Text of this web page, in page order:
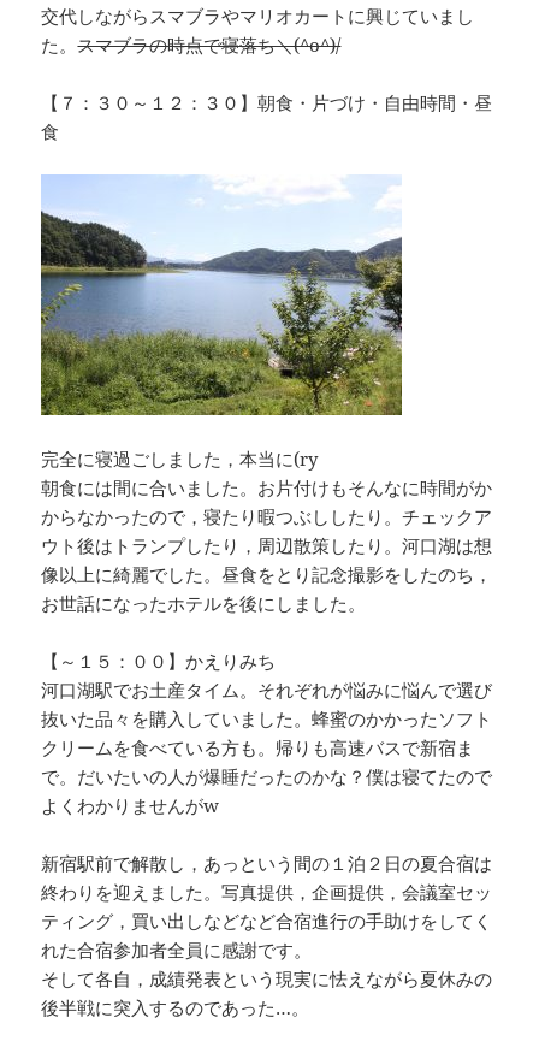
交代しながらスマブラやマリオカートに興じていまし
た。スマブラの時点で寝落ち＼(^o^)/
【７：３０～１２：３０】朝食・片づけ・自由時間・昼
食
完全に寝過ごしました，本当に(ry
朝食には間に合いました。お片付けもそんなに時間がか
からなかったので，寝たり暇つぶししたり。チェックア
ウト後はトランプしたり，周辺散策したり。河口湖は想
像以上に綺麗でした。昼食をとり記念撮影をしたのち，
お世話になったホテルを後にしました。
【～１５：００】かえりみち
河口湖駅でお土産タイム。それぞれが悩みに悩んで選び
抜いた品々を購入していました。蜂蜜のかかったソフト
クリームを食べている方も。帰りも高速バスで新宿ま
で。だいたいの人が爆睡だったのかな？僕は寝てたので
よくわかりませんがw
新宿駅前で解散し，あっという間の１泊２日の夏合宿は
終わりを迎えました。写真提供，企画提供，会議室セッ
ティング，買い出しなどなど合宿進行の手助けをしてく
れた合宿参加者全員に感謝です。
そして各自，成績発表という現実に怯えながら夏休みの
後半戦に突入するのであった…。